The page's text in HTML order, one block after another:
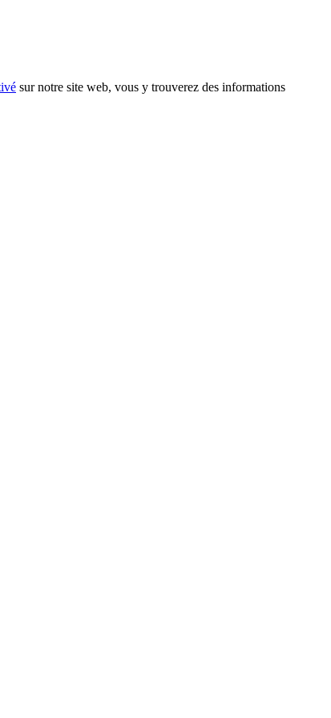
sur notre site web, vous y trouverez des informations